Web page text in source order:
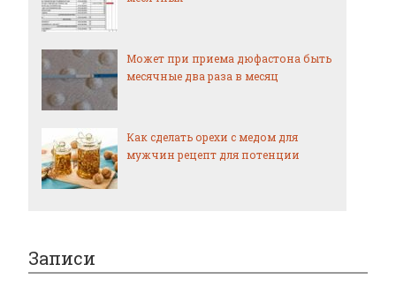
Может при приема дюфастона быть
месячные два раза в месяц
Как сделать орехи с медом для
мужчин рецепт для потенции
Записи